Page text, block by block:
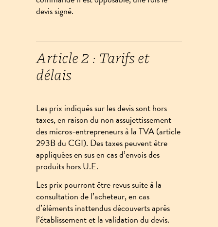
devis signé.
Article 2 : Tarifs et
délais
Les prix indiqués sur les devis sont hors
taxes, en raison du non assujettissement
des micros-entrepreneurs à la TVA (article
293B du CGI). Des taxes peuvent être
appliquées en sus en cas d’envois des
produits hors U.E.
Les prix pourront être revus suite à la
consultation de l’acheteur, en cas
d’éléments inattendus découverts après
l’établissement et la validation du devis.